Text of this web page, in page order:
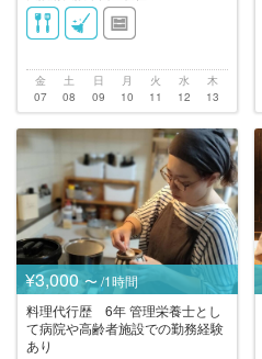
金
07
土
08
日
09
月
10
火
11
水
12
木
13
¥3,000 〜 /1時間
料理代行歴 6年 管理栄養士とし
て病院や高齢者施設での勤務経験
あり